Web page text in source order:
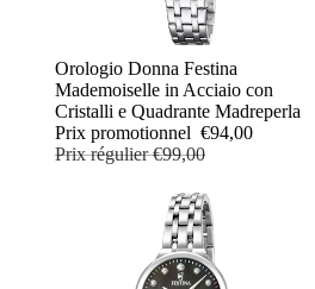
PROMOTION
Orologio Donna Festina
Mademoiselle in Acciaio con
Cristalli e Quadrante Madreperla
Prix promotionnel €94,00
Prix régulier€99,00